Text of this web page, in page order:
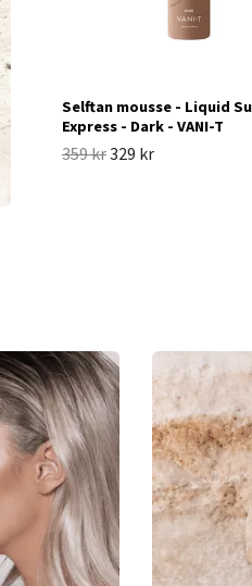
Selftan mousse - Liquid
Express - Dark - VANI-T
359 kr329 kr